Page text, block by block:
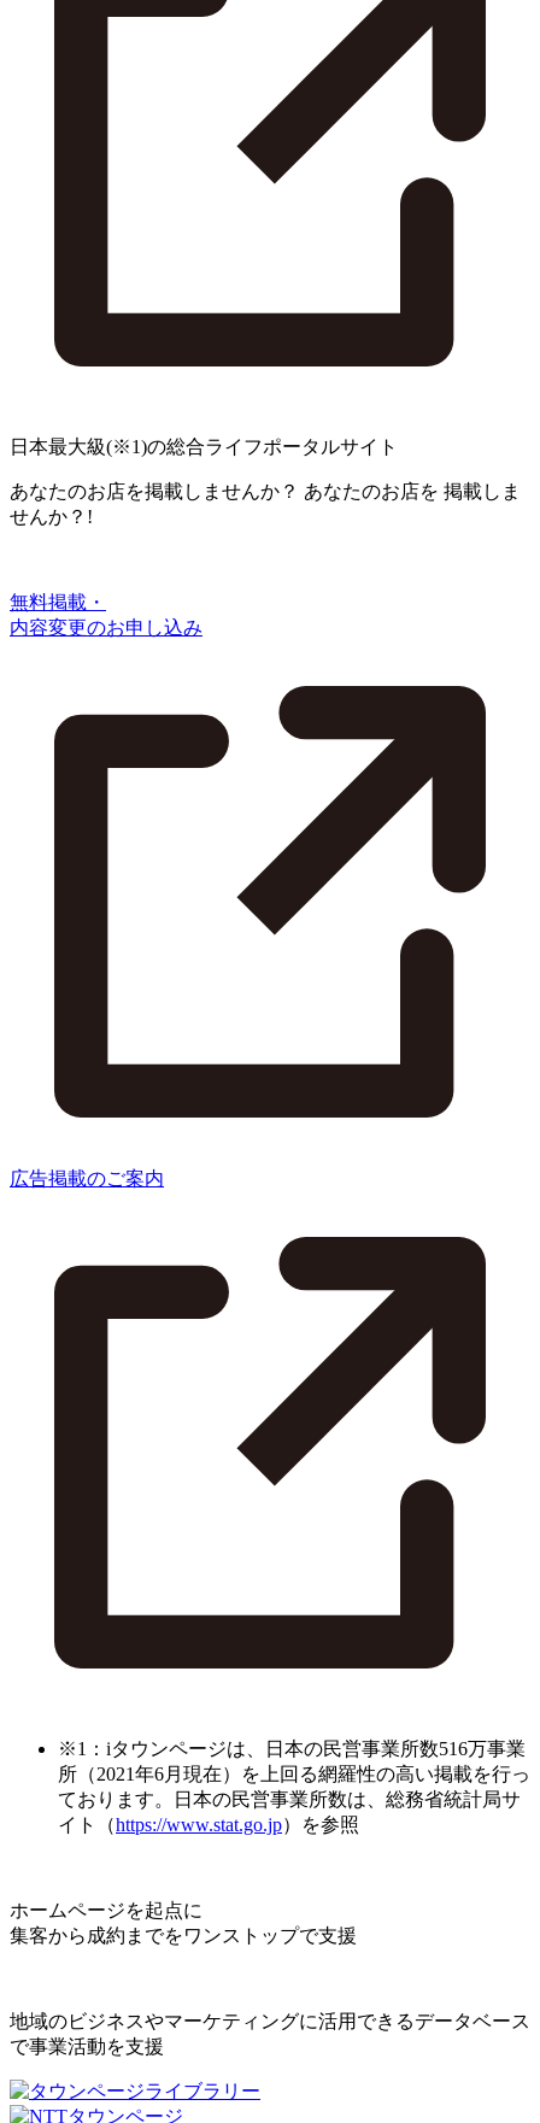
日本最大級(※1)の総合ライフポータルサイト
あなたのお店を掲載しませんか？ あなたのお店を 掲載しま
せんか？!
無料掲載・
内容変更のお申し込み
広告掲載のご案内
※1：iタウンページは、日本の民営事業所数516万事業
所（2021年6月現在）を上回る網羅性の高い掲載を行っ
ております。日本の民営事業所数は、総務省統計局サ
イト（https://www.stat.go.jp）を参照
ホームページを起点に
集客から成約までをワンストップで支援
地域のビジネスやマーケティングに活用できるデータベース
で事業活動を支援